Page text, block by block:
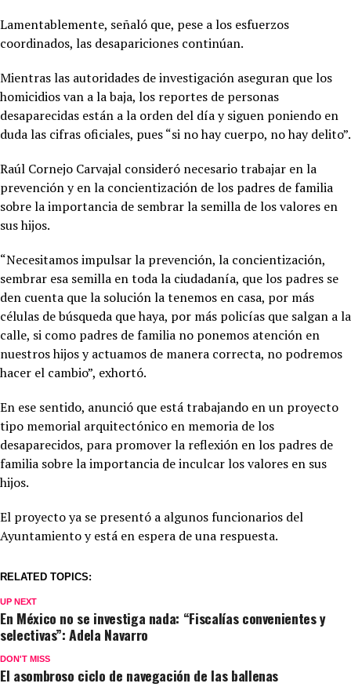
Lamentablemente, señaló que, pese a los esfuerzos
coordinados, las desapariciones continúan.
Mientras las autoridades de investigación aseguran que los
homicidios van a la baja, los reportes de personas
desaparecidas están a la orden del día y siguen poniendo en
duda las cifras oficiales, pues “si no hay cuerpo, no hay delito”.
Raúl Cornejo Carvajal consideró necesario trabajar en la
prevención y en la concientización de los padres de familia
sobre la importancia de sembrar la semilla de los valores en
sus hijos.
“Necesitamos impulsar la prevención, la concientización,
sembrar esa semilla en toda la ciudadanía, que los padres se
den cuenta que la solución la tenemos en casa, por más
células de búsqueda que haya, por más policías que salgan a la
calle, si como padres de familia no ponemos atención en
nuestros hijos y actuamos de manera correcta, no podremos
hacer el cambio”, exhortó.
En ese sentido, anunció que está trabajando en un proyecto
tipo memorial arquitectónico en memoria de los
desaparecidos, para promover la reflexión en los padres de
familia sobre la importancia de inculcar los valores en sus
hijos.
El proyecto ya se presentó a algunos funcionarios del
Ayuntamiento y está en espera de una respuesta.
RELATED TOPICS:
UP NEXT
En México no se investiga nada: “Fiscalías convenientes y
selectivas”: Adela Navarro
DON'T MISS
El asombroso ciclo de navegación de las ballenas